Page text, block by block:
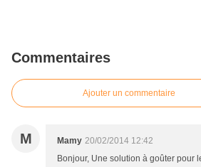
Commentaires
Ajouter un commentaire
M Mamy 20/02/2014 12:42
Bonjour, Une solution à goûter pour